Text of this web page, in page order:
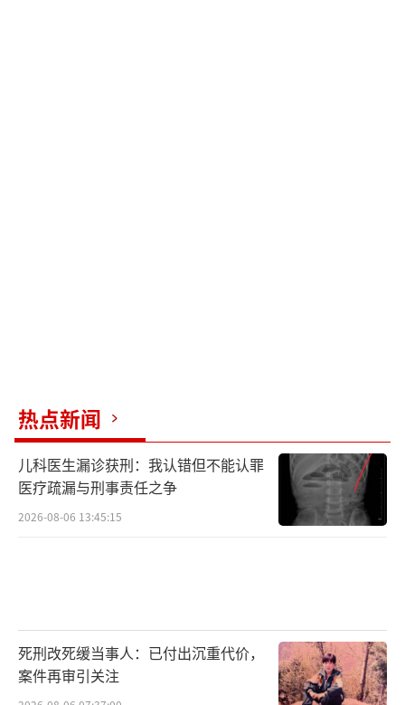
热点新闻
儿科医生漏诊获刑：我认错但不能认罪
医疗疏漏与刑事责任之争
2026-08-06 13:45:15
死刑改死缓当事人：已付出沉重代价，
案件再审引关注